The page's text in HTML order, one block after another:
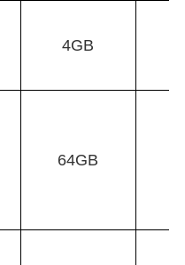
4GB
64GB